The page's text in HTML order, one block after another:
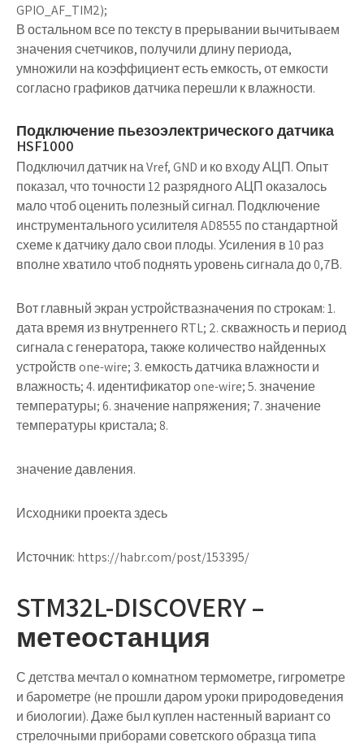
GPIO_AF_TIM2);
В остальном все по тексту в прерывании вычитываем
значения счетчиков, получили длину периода,
умножили на коэффициент есть емкость, от емкости
согласно графиков датчика перешли к влажности.
Подключение пьезоэлектрического датчика
HSF1000
Подключил датчик на Vref, GND и ко входу АЦП. Опыт
показал, что точности 12 разрядного АЦП оказалось
мало чтоб оценить полезный сигнал. Подключение
инструментального усилителя AD8555 по стандартной
схеме к датчику дало свои плоды. Усиления в 10 раз
вполне хватило чтоб поднять уровень сигнала до 0,7В.
Вот главный экран устройствазначения по строкам: 1.
дата время из внутреннего RTL; 2. скважность и период
сигнала с генератора, также количество найденных
устройств one-wire; 3. емкость датчика влажности и
влажность; 4. идентификатор one-wire; 5. значение
температуры; 6. значение напряжения; 7. значение
температуры кристала; 8.
значение давления.
Исходники проекта здесь
Источник: https://habr.com/post/153395/
STM32L-DISCOVERY –
метеостанция
С детства мечтал о комнатном термометре, гигрометре
и барометре (не прошли даром уроки природоведения
и биологии). Даже был куплен настенный вариант со
стрелочными приборами советского образца типа